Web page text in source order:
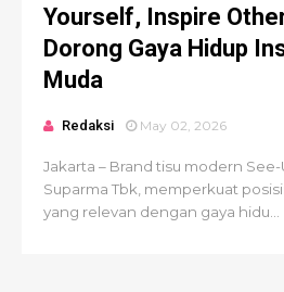
Yourself, Inspire
Dorong Gaya Hidup
Muda
Redaksi May 02, 2026
Jakarta – Brand tisu modern See-
Suparma Tbk, memperkuat
yang relevan dengan gaya hidu...